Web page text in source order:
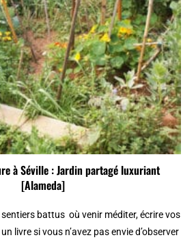
à Séville : Jardin partagé luxuriant
[Alameda]
battus où venir méditer, écrire vos
livre si vous n’avez pas envie d’observer